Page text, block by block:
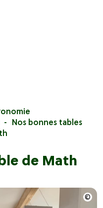
Nos bonnes tables
de Math